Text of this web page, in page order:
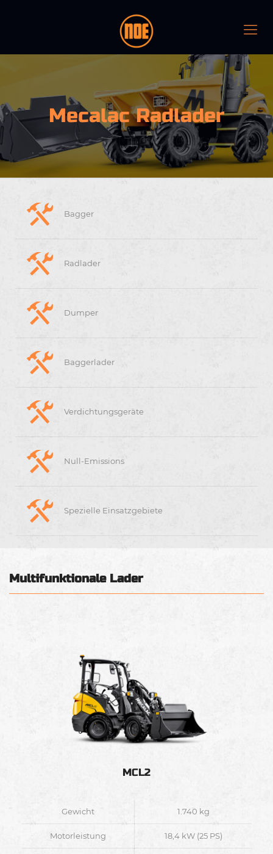
Mecalac Radlader
Bagger
Radlader
Dumper
Baggerlader
Verdichtungsgeräte
Null-Emissions
Spezielle Einsatzgebiete
Multifunktionale Lader
MCL2
Gewicht 1.740 kg
Motorleistung 18,4 kW (25 PS)